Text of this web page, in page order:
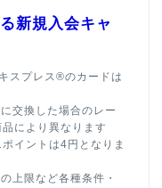
新規入会キャ
スプレス®のカードは
交換した場合のレー
により異なります
イントは4円となりま
上限など各種条件・